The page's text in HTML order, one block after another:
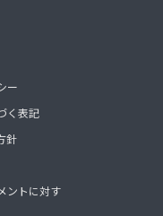
ー
く表記
針
ントに対す